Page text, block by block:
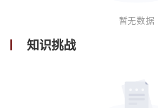
暂无数据
知识挑战